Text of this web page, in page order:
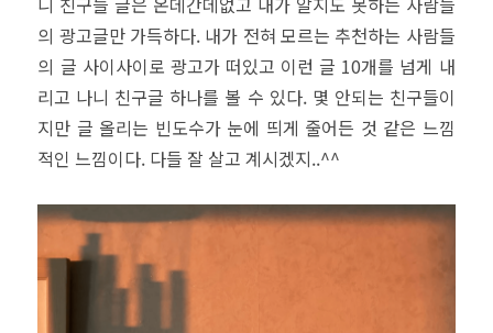
의 광고글만 가득하다. 내가 전혀 모르는 추천하는 사람들
의 글 사이사이로 광고가 떠있고 이런 글 10개를 넘게 내
리고 나니 친구글 하나를 볼 수 있다. 몇 안되는 친구들이
지만 글 올리는 빈도수가 눈에 띄게 줄어든 것 같은 느낌
적인 느낌이다. 다들 잘 살고 계시겠지..^^